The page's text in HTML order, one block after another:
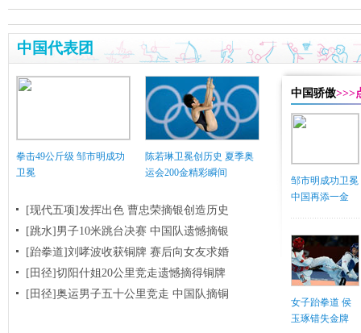
中国代表团
拳击49公斤级 邹市明成功
卫冕
陈若琳卫冕创历史 夏季奥
运会200金精彩瞬间
[现代五项]发挥出色 曹忠荣摘银创造历史
[跳水]男子10米跳台决赛 中国队遗憾摘银
[跆拳道]刘哮波收获铜牌 赛后向女友求婚
[田径]切阳什姐20公里竞走遗憾摘得铜牌
[田径]奥运男子五十公里竞走 中国队摘铜
中国骄傲>>>
邹市明成功卫冕
中国再添一金
女子跆拳道 侯
玉琢错失金牌